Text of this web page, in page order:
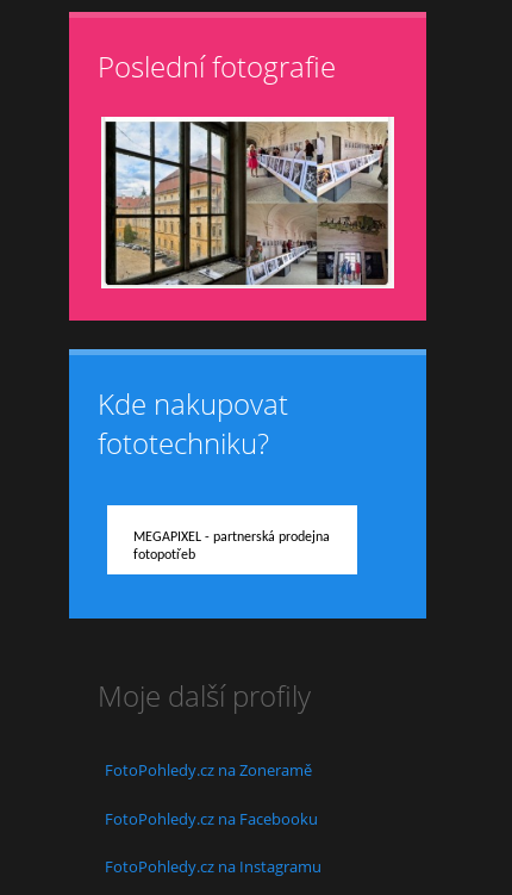
Poslední fotografie
Kde nakupovat
fototechniku?
MEGAPIXEL - partnerská prodejna
fotopotřeb
Moje další profily
FotoPohledy.cz na Zoneramě
FotoPohledy.cz na Facebooku
FotoPohledy.cz na Instagramu